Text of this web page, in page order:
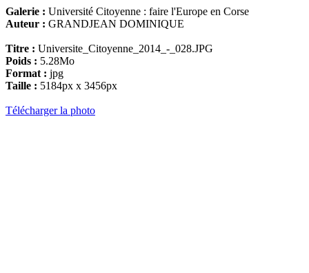
Galerie : Université Citoyenne : faire l'Europe en Corse
Auteur : GRANDJEAN DOMINIQUE
Titre : Universite_Citoyenne_2014_-_028.JPG
Poids : 5.28Mo
Format : jpg
Taille : 5184px x 3456px
Télécharger la photo